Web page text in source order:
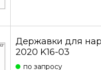
Державки для
2020 K16-03
по запросу